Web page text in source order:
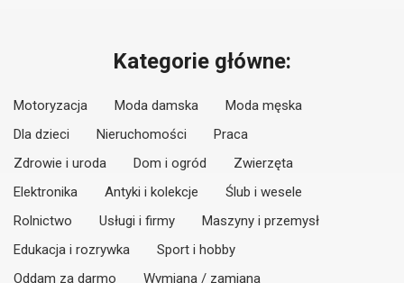
Kategorie główne:
Motoryzacja Moda damska
Moda męska
Dla dzieci
Nieruchomości
Praca
Zdrowie i uroda
Dom i ogród
Zwierzęta
Elektronika
Antyki i kolekcje
Ślub i wesele
Rolnictwo
Usługi i firmy
Maszyny i przemysł
Edukacja i rozrywka
Sport i hobby
Oddam za darmo
Wymiana / zamiana